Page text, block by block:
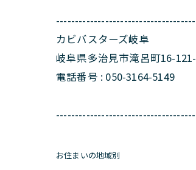
カビバスターズ岐阜
岐阜県多治見市滝呂町16-
電話番号 : 050-3164-5149
お住まいの地域別